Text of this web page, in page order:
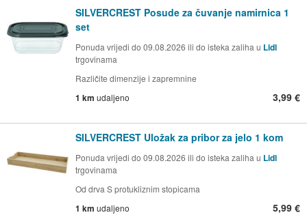
SILVERCREST Posude za čuvanje namirnica 1
set
Ponuda vrijedi do 09.08.2026 ili do isteka zaliha u Lidl
trgovinama
Različite dimenzije i zapremnine
1 km udaljeno 3,99 €
SILVERCREST Uložak za pribor za jelo 1 kom
Ponuda vrijedi do 09.08.2026 ili do isteka zaliha u Lidl
trgovinama
Od drva S protukliznim stopicama
1 km udaljeno 5,99 €